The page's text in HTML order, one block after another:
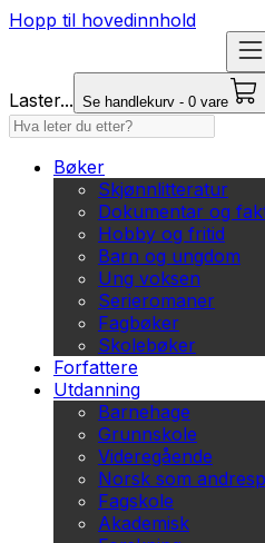
Hopp til hovedinnhold
Laster... Se handlekurv - 0 vare
Bøker
Skjønnlitteratur
Dokumentar og
Hobby og fritid
Barn og ungdom
Ung voksen
Serieromaner
Fagbøker
Skolebøker
Forfattere
Utdanning
Barnehage
Grunnskole
Videregående
Norsk som
Fagskole
Akademisk